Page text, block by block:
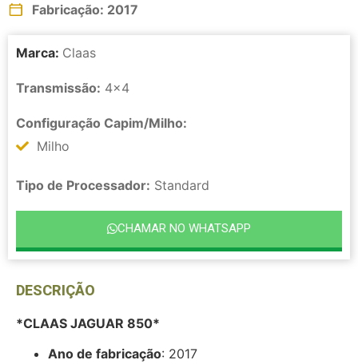
Fabricação: 2017
Marca: Claas
Transmissão: 4x4
Configuração Capim/Milho:
Milho
Tipo de Processador: Standard
CHAMAR NO WHATSAPP
DESCRIÇÃO
*CLAAS JAGUAR 850*
Ano de fabricação: 2017